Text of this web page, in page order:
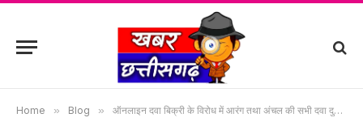
Home » Blog » ऑनलाइन दवा बिक्री के विरोध में आरंग तथा अंचल की सभी दवा दुकाने रहे बंद